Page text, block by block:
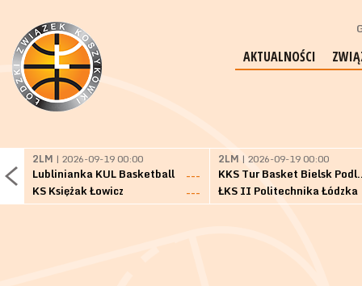
AKTUALNOŚCI
2LM | 2026-09-19 00:00
Lublinianka KUL Basketball
---
KS Księżak Łowicz
---
2LM | 2026-09-19 00:00
KKS Tur
ŁKS II Politechnika Łódzka